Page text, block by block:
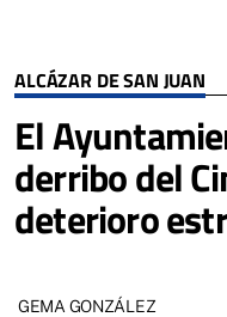
ALCÁZAR DE SAN JUAN
El
derribo del
deterioro
GEMA GONZÁLEZ